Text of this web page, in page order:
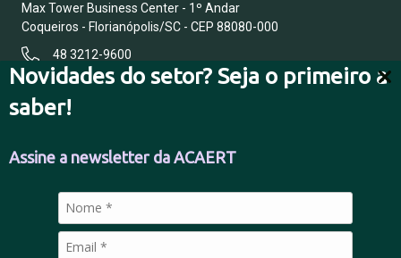
Novidades do setor? Seja o primeiro a
saber!
Assine a newsletter da ACAERT
Max Tower Business Center - 1º Andar
Coqueiros - Florianópolis/SC - CEP 88080-000
48 3212-9600
FALE CONOSCO
POLÍTICA DE PRIVACIDADE